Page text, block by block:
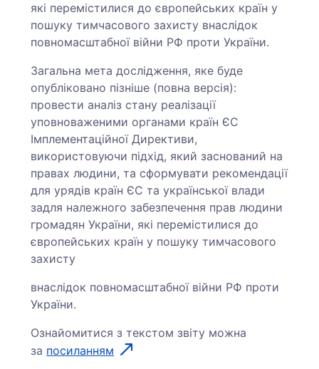
які перемістилися до європейських країн у
пошуку тимчасового захисту внаслідок
повномасштабної війни РФ проти України.
Загальна мета дослідження, яке буде
опубліковано пізніше (повна версія):
провести аналіз стану реалізації
уповноваженими органами країн ЄС
Імплементаційної Директиви,
використовуючи підхід, який заснований на
правах людини, та сформувати рекомендації
для урядів країн ЄС та української влади
задля належного забезпечення прав людини
громадян України, які перемістилися до
європейських країн у пошуку тимчасового
захисту
внаслідок повномасштабної війни РФ проти
України.
Ознайомитися з текстом звіту можна
за посиланням